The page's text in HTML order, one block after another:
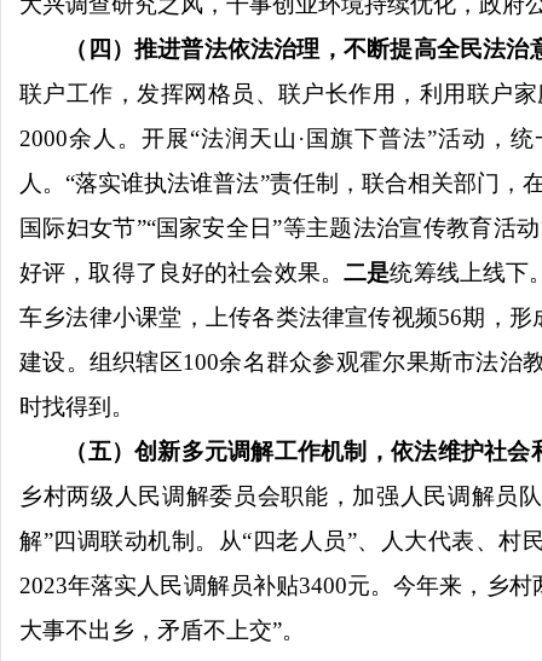
（四）推进普法依法治理，不断提高全民法治
联户工作，发挥网格员、联户长作用，利用联户
2000余人。开展“法润天山·国旗下普法”活动，
人。“落实谁执法谁普法”责任制， 联合相关部门，
国际妇女节”“国家安全日”等主题法治宣传教育活动
好评，取得了良好的社会效果。二是统筹线上线下
车乡法律小课堂，上传各类法律宣传视频56期，形
建设。组织辖区100余名群众参观霍尔果斯市法治
时找得到。
（五）创新多元调解工作机制，依法维护社会
乡村两级人民调解委员会职能，加强人民调解员
解”四调联动机制。从“四老人员”、人大代表、村
2023年落实人民调解员补贴3400元。今年来，乡村
大事不出乡，矛盾不上交”。